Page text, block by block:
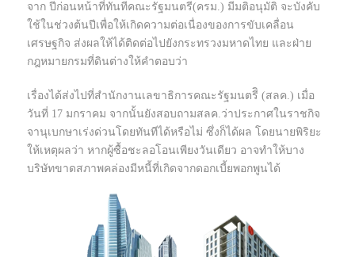
จาก ปีก่อนหน้าที่ทันทีคณะรัฐมนตรี(ครม.) มีมติอนุมัติ จะบังคับ
ใช้ในช่วงต้นปีเพื่อให้เกิดความต่อเนื่องของการขับเคลื่อน
เศรษฐกิจ ส่งผลให้ได้ติดต่อไปยังกระทรวงมหาดไทย และฝ่าย
กฎหมายกรมที่ดินต่างให้คำตอบว่า
เรื่องได้ส่งไปที่สำนักงานเลขาธิการคณะรัฐมนตรีิ (สลค.) เมื่อ
วันที่ 17 มกราคม จากนั้นยังสอบถามสลค.ว่าประกาศในราชกิจ
จานุเบกษาเร่งด่วนโดยทันทีได้หรือไม่ ซึ่งก็ได้ผล โดยนายพิริยะ
ให้เหตุผลว่า หากผู้ซื้อชะลอโอนเพียงวันเดียว อาจทำให้บาง
บริษัทขาดสภาพคล่องมีหนี้ที่เกิดจากดอกเบี้ยพอกพูนได้